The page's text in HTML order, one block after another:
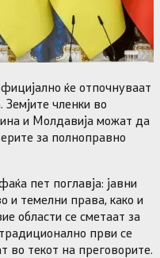
ќе отпочнуваат
членки во
и Молдавија можат да
за полноправно
пет поглавја: јавни
и темелни права, како и
области се сметаат за
први се
во текот на преговорите.